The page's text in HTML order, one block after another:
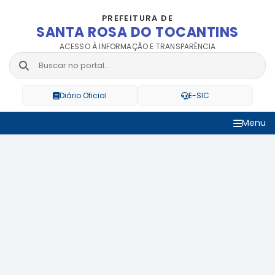
PREFEITURA DE
SANTA ROSA DO TOCANTINS
ACESSO À INFORMAÇÃO E TRANSPARÊNCIA
Diário Oficial E-SIC
Menu